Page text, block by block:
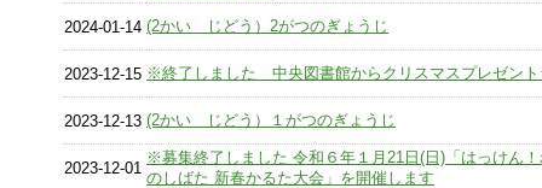
2024-01-14 (2かい じどう）2がつのぎょうじ
2023-12-15 ※終了しました 中央図書館からクリスマスプレゼン
2023-12-13 (2かい じどう）１がつのぎょうじ
2023-12-01
※募集終了しました 令和６年１月21日(日)「はっけん
のしばた 新春かるた大会」を開催します